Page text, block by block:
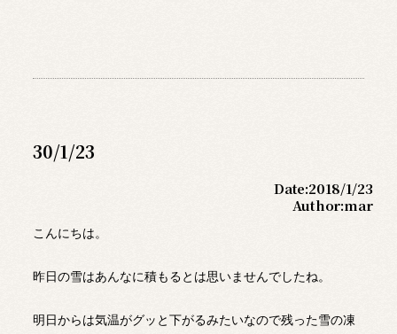
30/1/23
Date:2018/1/23
Author:mar
こんにちは。
昨日の雪はあんなに積もるとは思いませんでしたね。
明日からは気温がグッと下がるみたいなので残った雪の凍